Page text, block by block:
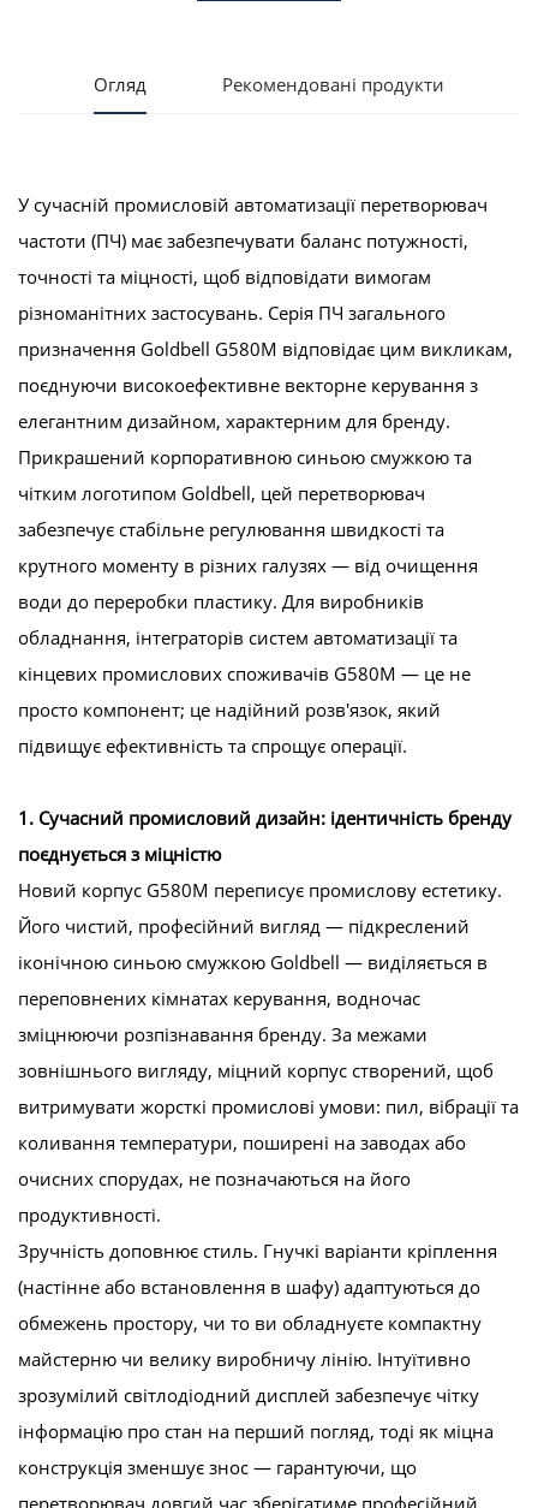
Огляд Рекомендовані продукти
У сучасній промисловій автоматизації перетворювач
частоти (ПЧ) має забезпечувати баланс потужності,
точності та міцності, щоб відповідати вимогам
різноманітних застосувань. Серія ПЧ загального
призначення Goldbell G580M відповідає цим викликам,
поєднуючи високоефективне векторне керування з
елегантним дизайном, характерним для бренду.
Прикрашений корпоративною синьою смужкою та
чітким логотипом Goldbell, цей перетворювач
забезпечує стабільне регулювання швидкості та
крутного моменту в різних галузях — від очищення
води до переробки пластику. Для виробників
обладнання, інтеграторів систем автоматизації та
кінцевих промислових споживачів G580M — це не
просто компонент; це надійний розв'язок, який
підвищує ефективність та спрощує операції.
1. Сучасний промисловий дизайн: ідентичність бренду
поєднується з міцністю
Новий корпус G580M переписує промислову естетику.
Його чистий, професійний вигляд — підкреслений
іконічною синьою смужкою Goldbell — виділяється в
переповнених кімнатах керування, водночас
зміцнюючи розпізнавання бренду. За межами
зовнішнього вигляду, міцний корпус створений, щоб
витримувати жорсткі промислові умови: пил, вібрації та
коливання температури, поширені на заводах або
очисних спорудах, не позначаються на його
продуктивності.
Зручність доповнює стиль. Гнучкі варіанти кріплення
(настінне або встановлення в шафу) адаптуються до
обмежень простору, чи то ви обладнуєте компактну
майстерню чи велику виробничу лінію. Інтуїтивно
зрозумілий світлодіодний дисплей забезпечує чітку
інформацію про стан на перший погляд, тоді як міцна
конструкція зменшує знос — гарантуючи, що
перетворювач довгий час зберігатиме професійний